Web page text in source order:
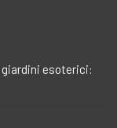
giardini esoterici: